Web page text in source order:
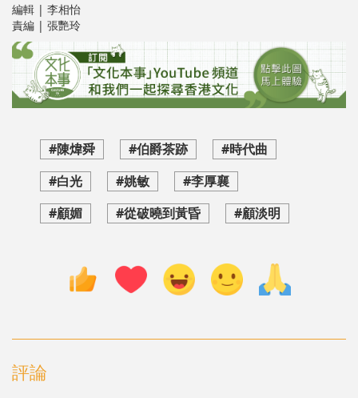
編輯 | 李相怡
責編 | 張艷玲
#陳煒舜 #伯爵茶跡
#時代曲
#白光
#姚敏
#李厚襄
#顧媚
#從破曉到黃昏 #顧淡明
評論